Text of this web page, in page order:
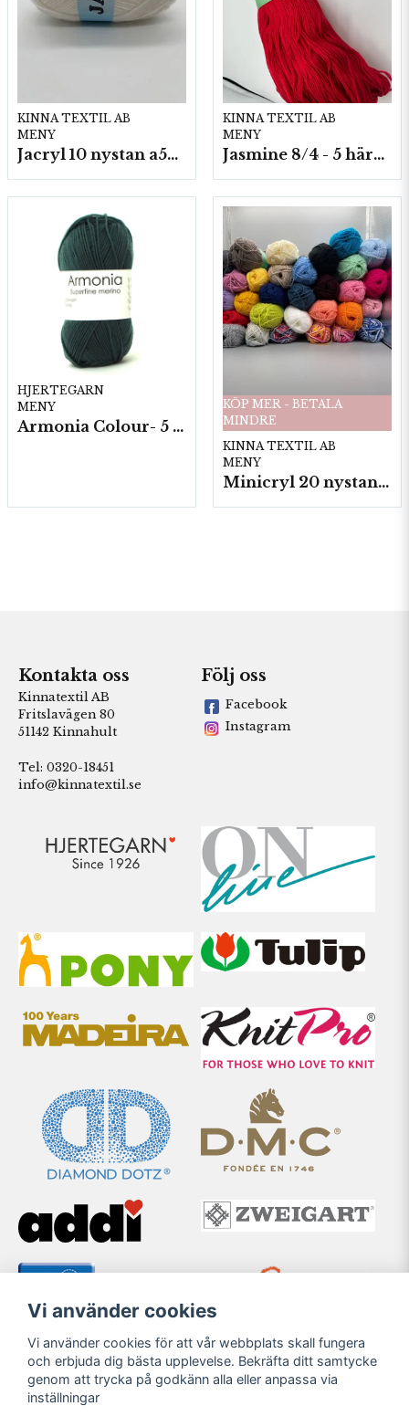
KINNA TEXTIL AB
MENY
Jacryl 10 nystan a50g./fp.
KINNA TEXTIL AB
MENY
Jasmine 8/4 - 5 härvor a200g./fp.
HJERTEGARN
MENY
Armonia Colour- 5 härv/fp. a100 g.
KÖP MER - BETALA
MINDRE
KINNA TEXTIL AB
MENY
Minicryl 20 nystan a25g./fp.
Kontakta oss
Kinnatextil AB
Fritslavägen 80
51142 Kinnahult
Tel: 0320-18451
info@kinnatextil.se
Följ oss
Facebook
Instagram
Vi använder cookies
Vi använder cookies för att vår webbplats skall fungera
och erbjuda dig bästa upplevelse. Bekräfta ditt samtycke
genom att trycka på godkänn alla eller anpassa via
inställningar